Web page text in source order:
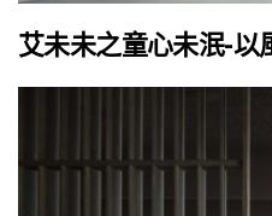
艾未未之童心未泯-以